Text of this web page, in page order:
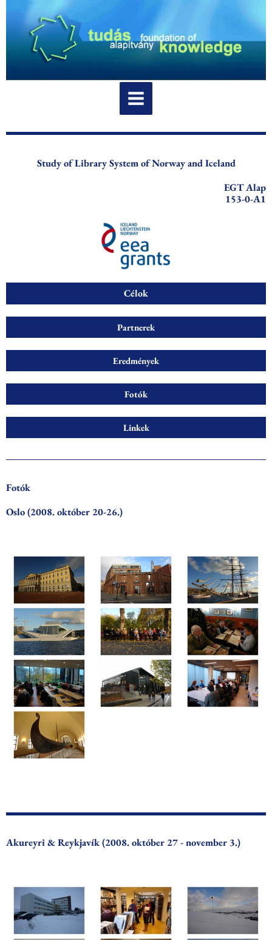
content
Study of Library System of Norway and Iceland
EGT Alap
153-0-A1
Célok
Partnerek
Eredmények
Fotók
Linkek
Fotók
Oslo (2008. október 20-26.)
Akureyri & Reykjavík (2008. október 27 - november 3.)